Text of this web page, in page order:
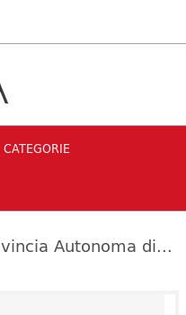
CATEGORIE
Autonoma di...